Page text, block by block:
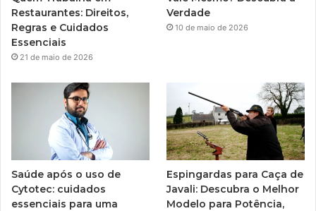
Restaurantes: Direitos,
Regras e Cuidados
Essenciais
21 de maio de 2026
Verdade
10 de maio de 2026
Saúde após o uso de
Cytotec: cuidados
essenciais para uma
Espingardas para Caça de
Javali: Descubra o Melhor
Modelo para Potência,